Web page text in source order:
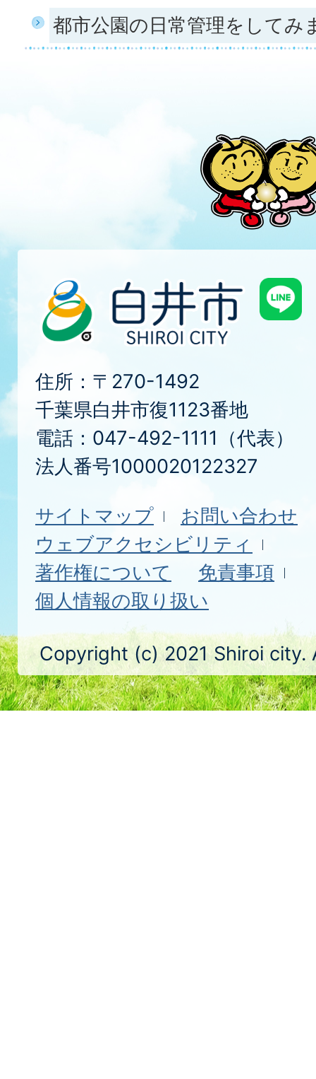
都市公園の日常管理をしてみ
住所：〒270-1492
千葉県白井市復1123番地
電話：047-492-1111（代表）
法人番号1000020122327
サイトマップ
お問い合わせ
ウェブアクセシビリティ
著作権について
免責事項
個人情報の取り扱い
Copyright (c) 2021 Shiroi city.